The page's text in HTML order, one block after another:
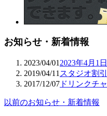
お知らせ・新着情報
2023/04/01 2023年4月1
2019/04/11 スタジオ割引
2017/12/07 ドリンクチ
以前のお知らせ・新着情報